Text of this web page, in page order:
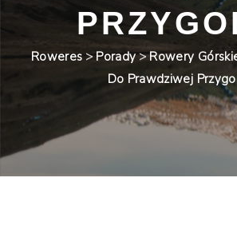
Roweres >Porady>Rowery
Do Prawdziwej